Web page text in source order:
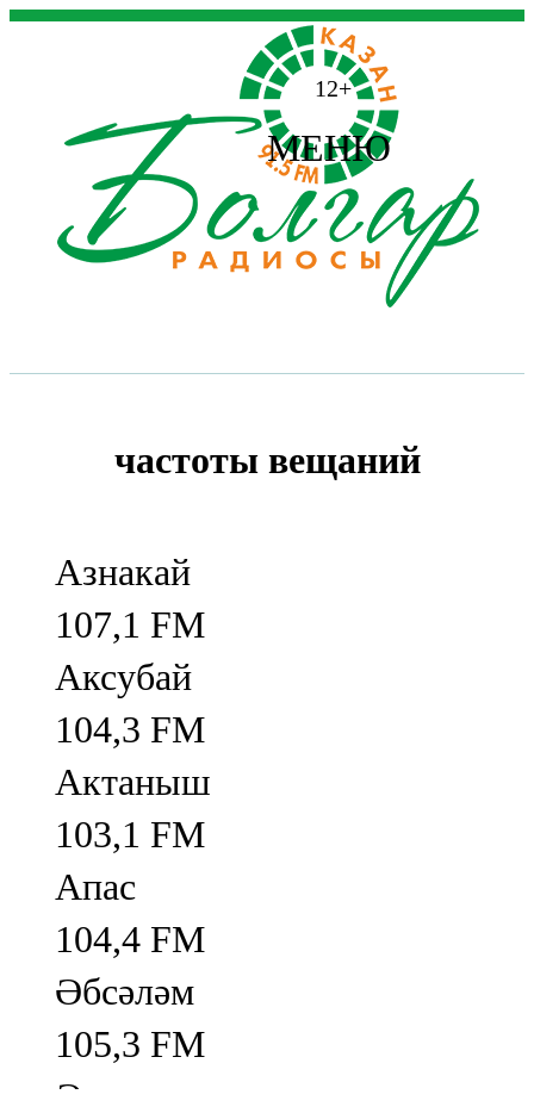
12+
МЕНЮ
частоты вещаний
Азнакай
107,1 FM
Аксубай
104,3 FM
Актаныш
103,1 FM
Апас
104,4 FM
Әбсәләм
105,3 FM
Әлмәт